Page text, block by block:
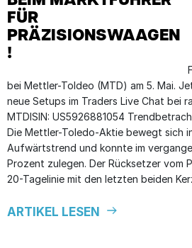
FÜR
PRÄZISIONSWAAGEN
!
bei Mettler-Toldeo (MTD) am 5. Mai.
neue Setups im Traders Live Chat bei
MTDISIN: US5926881054
Die Mettler-Toledo-Aktie bewegt sich
Aufwärtstrend und konnte im
Prozent zulegen. Der Rücksetzer vom
20-Tagelinie mit den letzten beiden
ARTIKEL LESEN